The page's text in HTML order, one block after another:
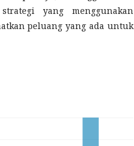
yang menggunakan
peluang yang ada untuk